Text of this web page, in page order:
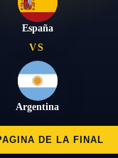
España
VS
Argentina
DE LA FINAL